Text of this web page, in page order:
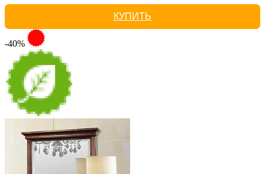
КУПИТЬ
-40%